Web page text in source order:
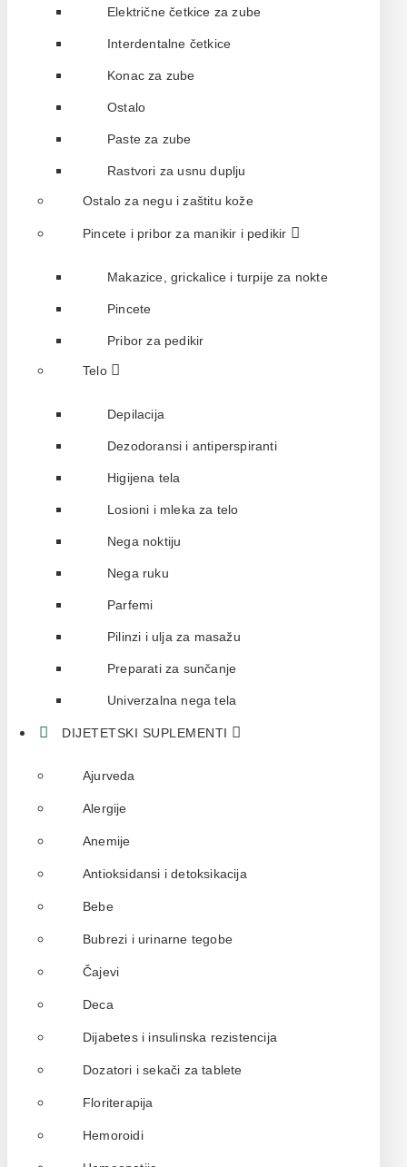
Električne četkice za zube
Interdentalne četkice
Konac za zube
Ostalo
Paste za zube
Rastvori za usnu duplju
Ostalo za negu i zaštitu kože
Pincete i pribor za manikir i pedikir
Makazice, grickalice i turpije za nokte
Pincete
Pribor za pedikir
Telo
Depilacija
Dezodoransi i antiperspiranti
Higijena tela
Losioni i mleka za telo
Nega noktiju
Nega ruku
Parfemi
Pilinzi i ulja za masažu
Preparati za sunčanje
Univerzalna nega tela
DIJETETSKI SUPLEMENTI
Ajurveda
Alergije
Anemije
Antioksidansi i detoksikacija
Bebe
Bubrezi i urinarne tegobe
Čajevi
Deca
Dijabetes i insulinska rezistencija
Dozatori i sekači za tablete
Floriterapija
Hemoroidi